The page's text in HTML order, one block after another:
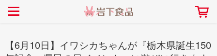
【6月10日】イワシカちゃんが『栃木県誕生150